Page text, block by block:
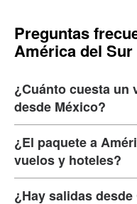
Preguntas
América del Sur
¿Cuánto cuesta un
desde México?
¿El paquete a
vuelos y hoteles?
¿Hay salidas